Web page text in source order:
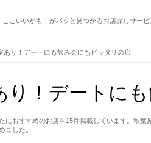
ここいいかも！がパッと見つかるお店探しサービ
あり！デートにも飲み会にもピッタリの店
り！デートに
におすすめのお店を15件掲載しています。秋
ました。